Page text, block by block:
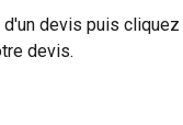
devis puis
devis.